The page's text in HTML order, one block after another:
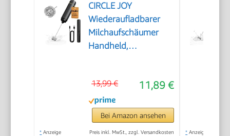
CIRCLE JOY
Wiederaufladbarer
Milchaufschäumer
Handheld,
Tragbarer
Handaufschäumer,
Zauberstab,
Getränkemixer für
11,89 €
13,99 €
Bei Amazon ansehen
* Anzeige Preis inkl. MwSt., zzgl. Versandkosten * Anzeige